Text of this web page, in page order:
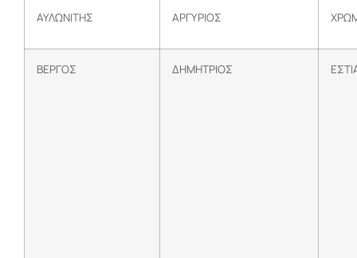
ΑΥΛΩΝΙΤΗΣ ΑΡΓΥΡΙΟΣ
ΒΕΡΓΟΣ ΔΗΜΗΤΡΙΟΣ